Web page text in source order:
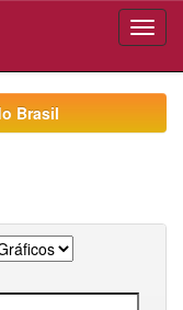
Brasil